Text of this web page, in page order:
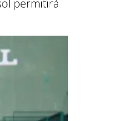
permitirá